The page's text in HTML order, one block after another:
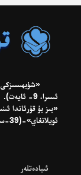
ئىسرا، 9- ئايەت).
«بىز بۇ قۇرئاندا
ئويلانغاي»-(39-سۈرە زۇمەر، 27- ئايەت).
ئىبادەتلەر